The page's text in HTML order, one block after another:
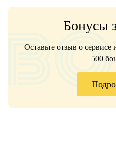
Бонусы
Оставьте отзыв о
500